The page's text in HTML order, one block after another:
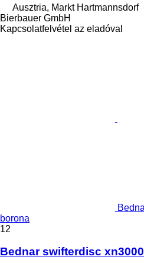
Ausztria, Markt Hartmannsdorf
Bierbauer GmbH
Kapcsolatfelvétel az eladóval
borona
12
Bednar swifterdisc xn3000